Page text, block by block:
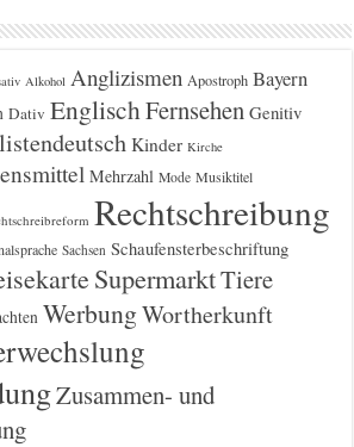
Alkohol Anglizismen Apostroph Bayern
Dativ EnglischFernsehen Genitiv
Kinder Kirche
Mehrzahl Mode Musiktitel
Rechtschreibung
Sachsen Schaufensterbeschriftung
SupermarktTiere
WerbungWortherkunft
Zusammen- und